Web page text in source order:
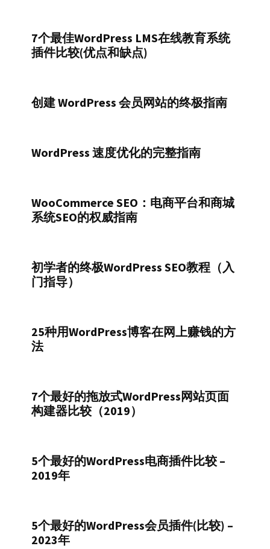
7个最佳WordPress LMS在线教育系统
插件比较(优点和缺点)
创建 WordPress 会员网站的终极指南
WordPress 速度优化的完整指南
WooCommerce SEO：电商平台和商城
系统SEO的权威指南
初学者的终极WordPress SEO教程（入
门指导）
25种用WordPress博客在网上赚钱的方
法
7个最好的拖放式WordPress网站页面
构建器比较（2019）
5个最好的WordPress电商插件比较 –
2019年
5个最好的WordPress会员插件(比较) –
2023年